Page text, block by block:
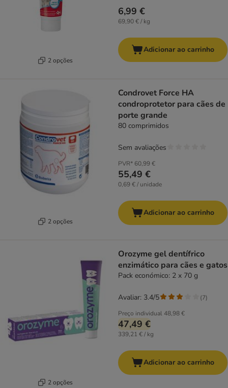
2 opções
6,99 €
69,90 € / kg
Adicionar ao carrinho
2 opções
Condrovet Force HA
condroprotetor para cães de
porte grande
80 comprimidos
PVR* 60,99 €
55,49 €
0,69 € / unidade
Sem avaliações
Adicionar ao carrinho
2 opções
Orozyme gel dentífrico
enzimático para cães e gatos
Pack económico: 2 x 70 g
Preço individual48,98 €
47,49 €
339,21 € / kg
Avaliar: 3.4/5 (7)
Adicionar ao carrinho